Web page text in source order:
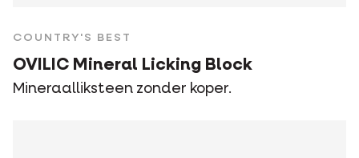
COUNTRY'S BEST
OVILIC Mineral Licking Block
Mineraalliksteen zonder koper.